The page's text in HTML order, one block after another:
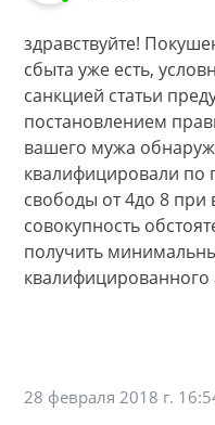
здравствуйте!
сбыта уже есть,
санкцией статьи
постановлением
вашего мужа
квалифицировали по
свободы от 4до 8 при
совокупность
получить
квалифицированного
28 февраля 2018 г.